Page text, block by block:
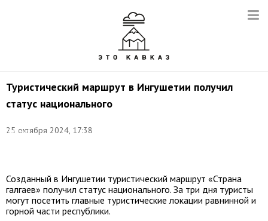
Туристический маршрут в Ингушетии получил
статус национального
25 октября 2024, 17:38
Евгений
Созданный в Ингушетии туристический маршрут «Страна
галгаев» получил статус национального. За три дня туристы
могут посетить главные туристические локации равнинной и
горной части республики.